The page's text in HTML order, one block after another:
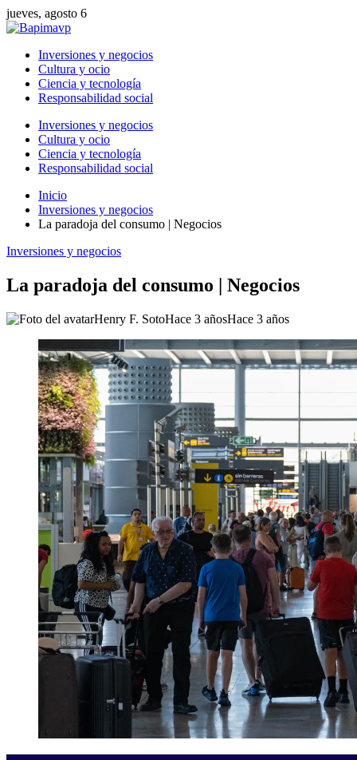
jueves, agosto 6
Inversiones y negocios
Cultura y ocio
Ciencia y tecnología
Responsabilidad social
Inversiones y negocios
Cultura y ocio
Ciencia y tecnología
Responsabilidad social
Inicio
Inversiones y negocios
La paradoja del consumo | Negocios
Inversiones y negocios
La paradoja del consumo | Negocios
Henry F. SotoHace 3 añosHace 3 años